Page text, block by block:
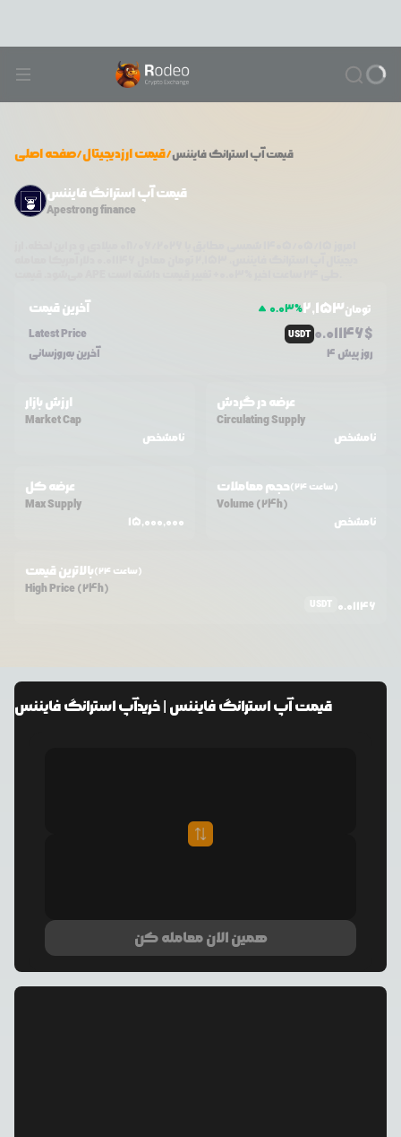
صفحه اصلی/قیمت ارزدیجیتال/ قیمتآپ استرانگ فایننس
قیمت آپ استرانگ فایننس
Apestrong finance
آخرین قیمت 0.03%2,153تومان
Latest Price
USDT 0.01146$
آخرین به‌روزسانی 4 روز پیش
ارزش بازار
Market Cap
نامشخص
عرضه در گردش
Circulating Supply
نامشخص
عرضه کل
Max Supply
15,000,000
حجم معاملات (24 ساعت)
Volume (24h)
نامشخص
بالاترین قیمت (24 ساعت)
High Price (24h)
USDT 0.01146
قیمتآپ استرانگ فایننس | خریدآپ استرانگ فایننس
همین الان معامله کن